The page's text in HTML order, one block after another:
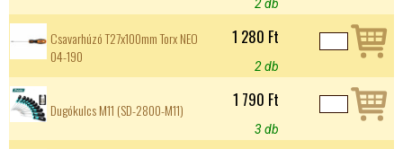
2 db
Csavarhúzó T27x100mm Torx NEO
04-190
1 280 Ft
2 db
Dugókulcs M11 (SD-2800-M11) 1 790 Ft
3 db